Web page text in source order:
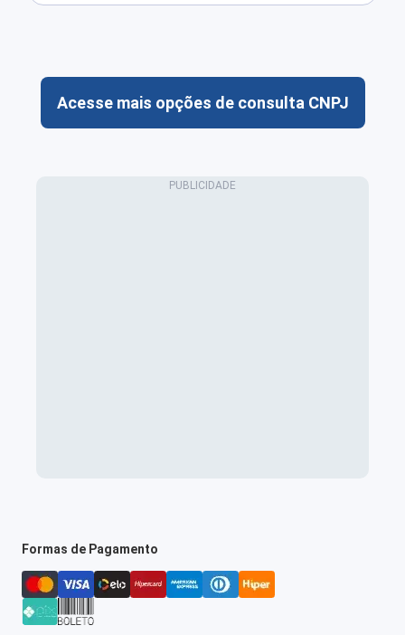
Acesse mais opções de consulta CNPJ
Formas de Pagamento